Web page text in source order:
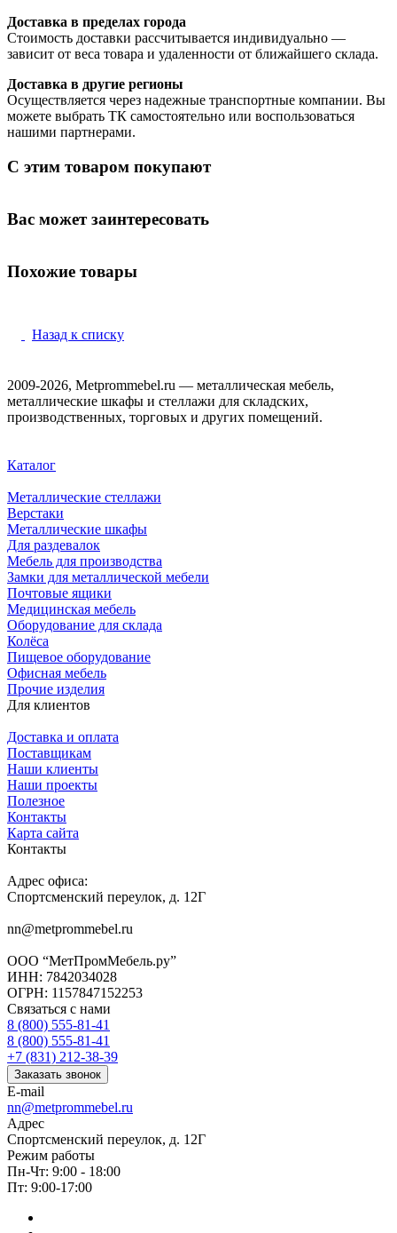
Доставка в пределах города
Стоимость доставки рассчитывается индивидуально —
зависит от веса товара и удаленности от ближайшего склада.
Доставка в другие регионы
Осуществляется через надежные транспортные компании. Вы
можете выбрать ТК самостоятельно или воспользоваться
нашими партнерами.
С этим товаром покупают
Вас может заинтересовать
Похожие товары
Назад к списку
2009-2026, Metprommebel.ru — металлическая мебель,
металлические шкафы и стеллажи для складских,
производственных, торговых и других помещений.
Каталог
Металлические стеллажи
Верстаки
Металлические шкафы
Для раздевалок
Мебель для производства
Замки для металлической мебели
Почтовые ящики
Медицинская мебель
Оборудование для склада
Колёса
Пищевое оборудование
Офисная мебель
Прочие изделия
Для клиентов
Доставка и оплата
Поставщикам
Наши клиенты
Наши проекты
Полезное
Контакты
Карта сайта
Контакты
Адрес офиса:
Спортсменский переулок, д. 12Г
nn@metprommebel.ru
ООО “МетПромМебель.ру”
ИНН: 7842034028
ОГРН: 1157847152253
Связаться с нами
8 (800) 555-81-41
8 (800) 555-81-41
+7 (831) 212-38-39
Заказать звонок
E-mail
nn@metprommebel.ru
Адрес
Спортсменский переулок, д. 12Г
Режим работы
Пн-Чт: 9:00 - 18:00
Пт: 9:00-17:00